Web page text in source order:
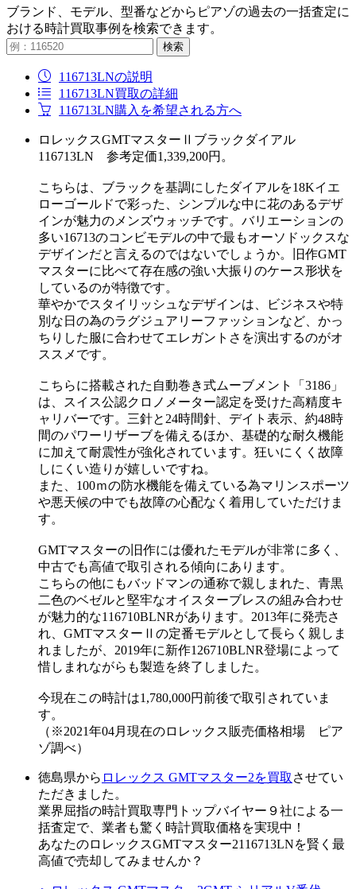
ブランド、モデル、型番などからピアゾの過去の一括査定に
おける時計買取事例を検索できます。
検索
116713LNの説明
116713LN買取の詳細
116713LN購入を希望される方へ
ロレックスGMTマスターⅡブラックダイアル
116713LN 参考定価1,339,200円。
こちらは、ブラックを基調にしたダイアルを18Kイエ
ローゴールドで彩った、シンプルな中に花のあるデザ
インが魅力のメンズウォッチです。バリエーションの
多い16713のコンビモデルの中で最もオーソドックスな
デザインだと言えるのではないでしょうか。旧作GMT
マスターに比べて存在感の強い大振りのケース形状を
しているのが特徴です。
華やかでスタイリッシュなデザインは、ビジネスや特
別な日の為のラグジュアリーファッションなど、かっ
ちりした服に合わせてエレガントさを演出するのがオ
ススメです。
こちらに搭載された自動巻き式ムーブメント「3186」
は、スイス公認クロノメーター認定を受けた高精度キ
ャリバーです。三針と24時間針、デイト表示、約48時
間のパワーリザーブを備えるほか、基礎的な耐久機能
に加えて耐震性が強化されています。狂いにくく故障
しにくい造りが嬉しいですね。
また、100ｍの防水機能を備えている為マリンスポーツ
や悪天候の中でも故障の心配なく着用していただけま
す。
GMTマスターの旧作には優れたモデルが非常に多く、
中古でも高値で取引される傾向にあります。
こちらの他にもバッドマンの通称で親しまれた、青黒
二色のベゼルと堅牢なオイスターブレスの組み合わせ
が魅力的な116710BLNRがあります。2013年に発売さ
れ、GMTマスターⅡの定番モデルとして長らく親しま
れましたが、2019年に新作126710BLNR登場によって
惜しまれながらも製造を終了しました。
今現在この時計は1,780,000円前後で取引されていま
す。
（※2021年04月現在のロレックス販売価格相場 ピア
ゾ調べ）
徳島県から ロレックス GMTマスター2を買取 させてい
ただきました。
業界屈指の時計買取専門トップバイヤー９社による一
括査定で、業者も驚く時計買取価格を実現中！
あなたのロレックスGMTマスター2116713LNを賢く最
高値で売却してみませんか？